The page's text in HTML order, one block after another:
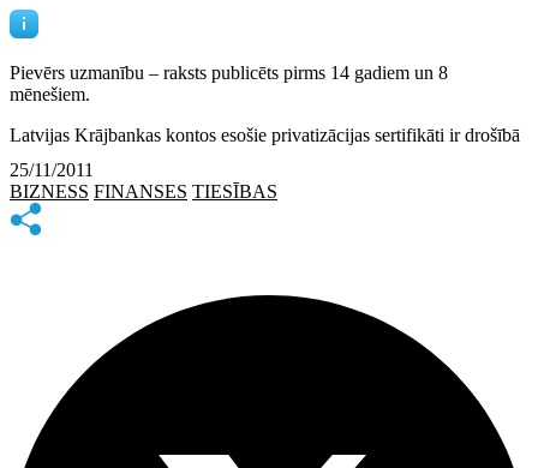
Pievērs uzmanību – raksts publicēts pirms 14 gadiem un 8
mēnešiem.
Latvijas Krājbankas kontos esošie privatizācijas sertifikāti ir drošībā
25/11/2011
BIZNESS FINANSES TIESĪBAS